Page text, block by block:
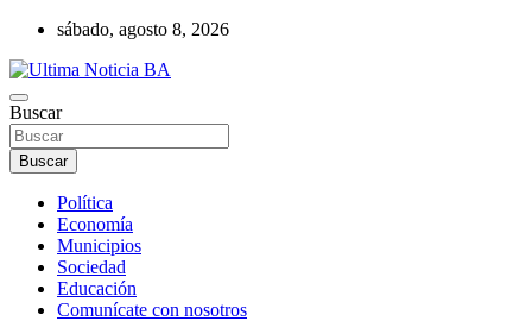
Saltar
contenido
sábado, agosto 8, 2026
Ultima Noticia BA
Últimas noticias de la provincia de Buenos Aires y del partido de La
Matanza en nuestro portal de noticias. Mantente informado sobre
política, economía, sociedad y mucho más.
Buscar
Buscar
Política
Economía
Municipios
Sociedad
Educación
Comunícate con nosotros